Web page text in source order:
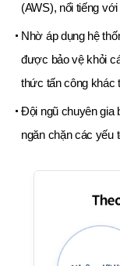
(AWS), nổi tiếng
Nhờ áp dụng hệ
được bảo vệ khỏi
thức tấn công khác
Đội ngũ chuyên gia
ngăn chặn các yếu